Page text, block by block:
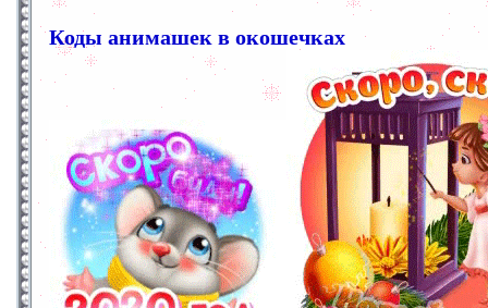
Коды анимашек в окошечках